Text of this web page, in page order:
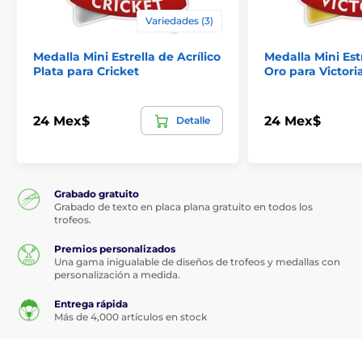
Variedades (3)
Medalla Mini Estrella de Acrílico
Plata para Cricket
24 Mex$ Detalle
Medalla Mini
Oro para
24 Mex$
Grabado gratuito
Grabado de texto en placa plana gratuito en todos los
trofeos.
Premios personalizados
Una gama inigualable de diseños de trofeos y medallas con
personalización a medida.
Entrega rápida
Más de 4,000 artículos en stock